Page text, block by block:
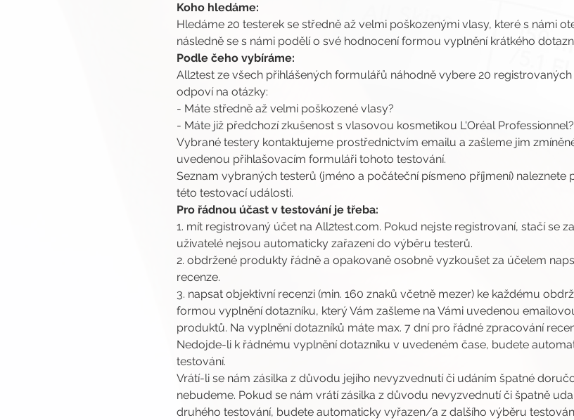
Koho hledáme:
Hledáme 20 testerek se středně až velmi poškozenými vlasy, které s námi
následně se s námi podělí o své hodnocení formou vyplnění krátkého
Podle čeho vybíráme:
All2test ze všech přihlášených formulářů náhodně vybere 20
odpoví na otázky:
- Máte středně až velmi poškozené vlasy?
- Máte již předchozí zkušenost s vlasovou kosmetikou L'Oréal Professionnel?
Vybrané testery kontaktujeme prostřednictvím emailu a zašleme jim
uvedenou přihlašovacím formuláři tohoto testování.
Seznam vybraných testerů (jméno a počáteční písmeno příjmení) naleznete
této testovací události.
Pro řádnou účast v testování je třeba:
1. mít registrovaný účet na All2test.com. Pokud nejste registrovaní, stačí se
uživatelé nejsou automaticky zařazení do výběru testerů.
2. obdržené produkty řádně a opakovaně osobně vyzkoušet za účelem
recenze.
3. napsat objektivní recenzi (min. 160 znaků včetně mezer) ke každému
formou vyplnění dotazníku, který Vám zašleme na Vámi uvedenou
produktů. Na vyplnění dotazníků máte max. 7 dní pro řádné zpracování
Nedojde-li k řádnému vyplnění dotazníku v uvedeném čase, budete
testování.
Vrátí-li se nám zásilka z důvodu jejího nevyzvednutí či udáním špatné
nebudeme. Pokud se nám vrátí zásilka z důvodu nevyzvednutí či špatně
druhého testování, budete automaticky vyřazen/a z dalšího výběru